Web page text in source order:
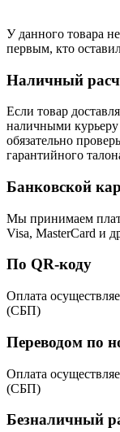
У данного товара
первым, кто
Наличный
Если товар
наличными
обязательно
гарантийного
Банковской
Мы принимаем
Visa, MasterCard и
По QR-коду
Оплата
(СБП)
Переводом по
Оплата
(СБП)
Безналичный